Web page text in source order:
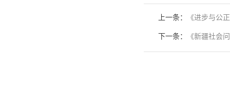
上一条： 《进步与公
下一条： 《新疆社会